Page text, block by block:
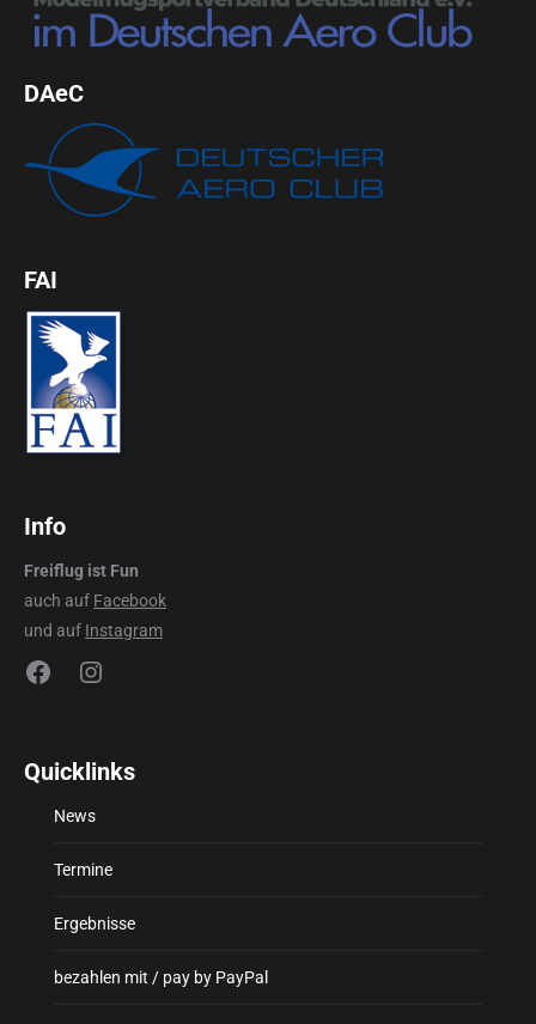
DAeC
FAI
Info
Freiflug ist Fun
auch auf Facebook
und auf Instagram
FacebookInstagram
Quicklinks
News
Termine
Ergebnisse
bezahlen mit / pay by PayPal